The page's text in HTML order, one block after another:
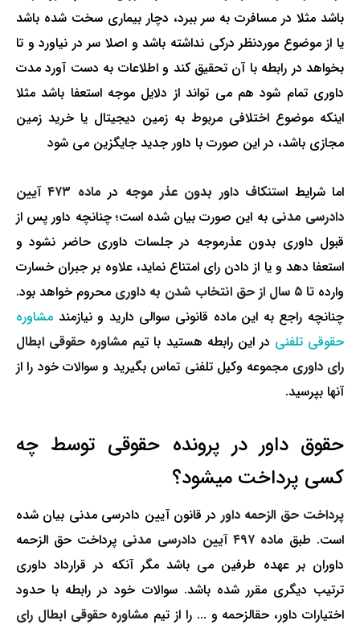
باشد مثلا در مسافرت به سر ببرد، دچار بیماری سخت شده باشد
یا از موضوع موردنظر درکی نداشته باشد و اصلا سر در نیاورد و تا
بخواهد در رابطه با آن تحقیق کند و اطلاعات به دست آورد مدت
داوری تمام شود هم می تواند از دلایل موجه استعفا باشد مثلا
اینکه موضوع اختلافی مربوط به زمین دیجیتال یا خرید زمین
مجازی باشد، در این صورت با داور جدید جایگزین می ­شود
اما شرایط استنکاف داور بدون عذر موجه در
ماده ۴۷۳ آیین
دادرسی مدنیبه این صورت بیان شده است؛ چنانچه داور پس از
قبول داوری بدون عذرموجه در جلسات داوری حاضر نشود و
استعفا دهد و یا از دادن رای امتناع نماید، علاوه بر جبران خسارت
واردهتا ۵ سال از حق انتخاب شدن به داوری
محروم خواهد بود.
چنانچه راجع به این ماده قانونی سوالی دارید و نیازمند مشاوره
حقوقی تلفنی در این رابطه هستید با تیم مشاوره حقوقی ابطال
رای داوری مجموعه وکیل تلفنی تماس بگیرید و سوالات خود را از
آن­ها بپرسید.
حقوق داور در پرونده حقوقی توسط چه
کسی پرداخت می­شود؟
پرداخت حق ­الزحمه داور در قانون آیین دادرسی مدنی بیان شده
است. طبق ماده ۴۹۷ آیین دادرسی مدنی
پرداخت حق ­الزحمه
داوران بر عهده طرفین می ­باشد مگر آنکه در قرارداد داوری
ترتیب دیگری مقرر شده باشد. سوالات خود در رابطه با حدود
اختیارات داور، حق­الزحمه و ... را از تیم مشاوره حقوقی ابطال رای